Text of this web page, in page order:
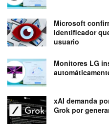
Microsoft
identificador
usuario
Monitores LG
xAI demanda
Grok por